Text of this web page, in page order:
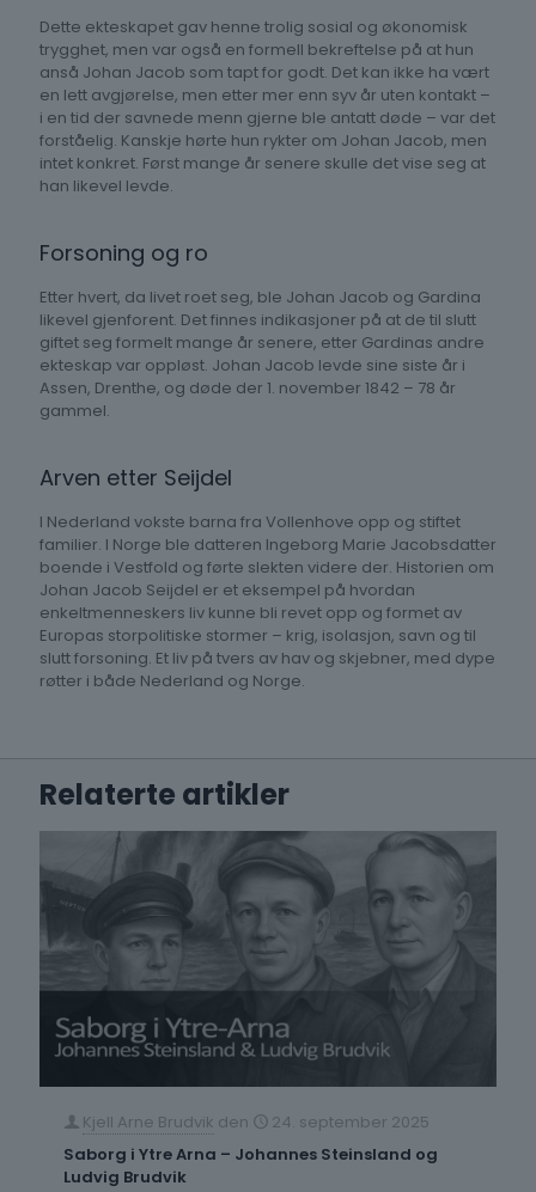
Dette ekteskapet gav henne trolig sosial og økonomisk
trygghet, men var også en formell bekreftelse på at hun
anså Johan Jacob som tapt for godt. Det kan ikke ha vært
en lett avgjørelse, men etter mer enn syv år uten kontakt –
i en tid der savnede menn gjerne ble antatt døde – var det
forståelig. Kanskje hørte hun rykter om Johan Jacob, men
intet konkret. Først mange år senere skulle det vise seg at
han likevel levde.
Forsoning og ro
Etter hvert, da livet roet seg, ble Johan Jacob og Gardina
likevel gjenforent. Det finnes indikasjoner på at de til slutt
giftet seg formelt mange år senere, etter Gardinas andre
ekteskap var oppløst. Johan Jacob levde sine siste år i
Assen, Drenthe, og døde der 1. november 1842 – 78 år
gammel.
Arven etter Seijdel
I Nederland vokste barna fra Vollenhove opp og stiftet
familier. I Norge ble datteren Ingeborg Marie Jacobsdatter
boende i Vestfold og førte slekten videre der. Historien om
Johan Jacob Seijdel er et eksempel på hvordan
enkeltmenneskers liv kunne bli revet opp og formet av
Europas storpolitiske stormer – krig, isolasjon, savn og til
slutt forsoning. Et liv på tvers av hav og skjebner, med dype
røtter i både Nederland og Norge.
Relaterte artikler
Kjell Arne Brudvik den
24. september 2025
Saborg i Ytre Arna – Johannes Steinsland og
Ludvig Brudvik